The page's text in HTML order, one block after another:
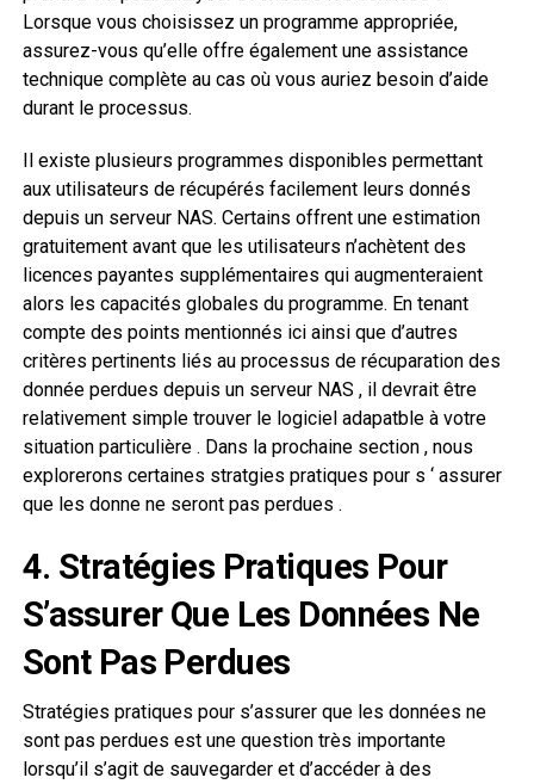
Lorsque vous choisissez un programme appropriée,
assurez-vous qu’elle offre également une assistance
technique complète au cas où vous auriez besoin d’aide
durant le processus.
Il existe plusieurs programmes disponibles permettant
aux utilisateurs de récupérés facilement leurs donnés
depuis un serveur NAS. Certains offrent une estimation
gratuitement avant que les utilisateurs n’achètent des
licences payantes supplémentaires qui augmenteraient
alors les capacités globales du programme. En tenant
compte des points mentionnés ici ainsi que d’autres
critères pertinents liés au processus de récuparation des
donnée perdues depuis un serveur NAS , il devrait être
relativement simple trouver le logiciel adapatble à votre
situation particulière . Dans la prochaine section , nous
explorerons certaines stratgies pratiques pour s ‘ assurer
que les donne ne seront pas perdues .
4. Stratégies Pratiques Pour
S’assurer Que Les Données Ne
Sont Pas Perdues
Stratégies pratiques pour s’assurer que les données ne
sont pas perdues est une question très importante
lorsqu’il s’agit de sauvegarder et d’accéder à des